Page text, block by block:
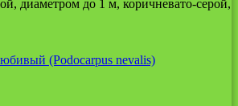
диаметром до 1 м, коричневато-серой,
(Podocarpus nevalis)